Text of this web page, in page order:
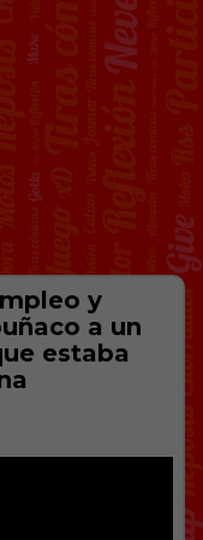
y
a un
estaba